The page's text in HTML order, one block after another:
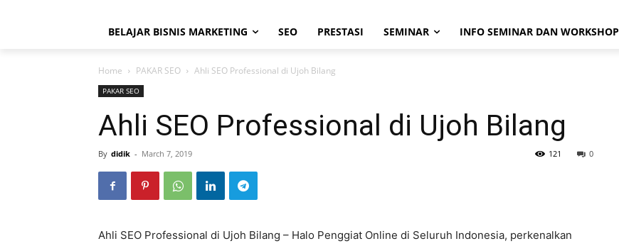
BELAJAR BISNIS MARKETING SEO PRESTASI SEMINAR INFO SEMINAR DAN WORKSHOP
Home PAKAR SEO Ahli SEO Professional di Ujoh Bilang
PAKAR SEO
Ahli SEO Professional di Ujoh Bilang
By didik - March 7, 2019 0
121
Ahli SEO Professional di Ujoh Bilang – Halo Penggiat Online di Seluruh Indonesia, perkenalkan